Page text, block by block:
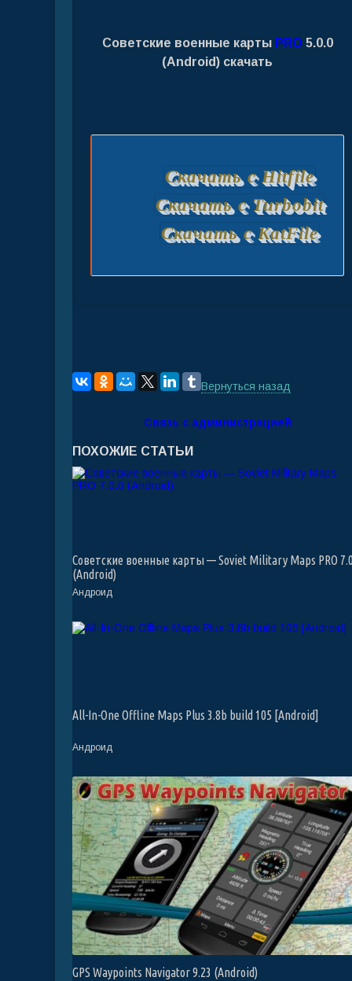
Советские военные карты PRO 5.0.0
(Android) скачать
Скачать с Hitfile
Скачать с Turbobit
Скачать с KatFile
Вернуться назад
Связь с администрацией
ПОХОЖИЕ СТАТЬИ
Советские военные карты — Soviet Military Maps PRO
(Android)
Андроид
All-In-One Offline Maps Plus 3.8b build 105 [Android]
Андроид
GPS Waypoints Navigator 9.23 (Android)